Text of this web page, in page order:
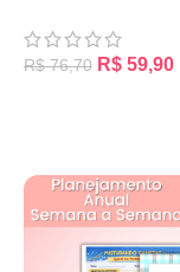
R$76,70 R$59,90